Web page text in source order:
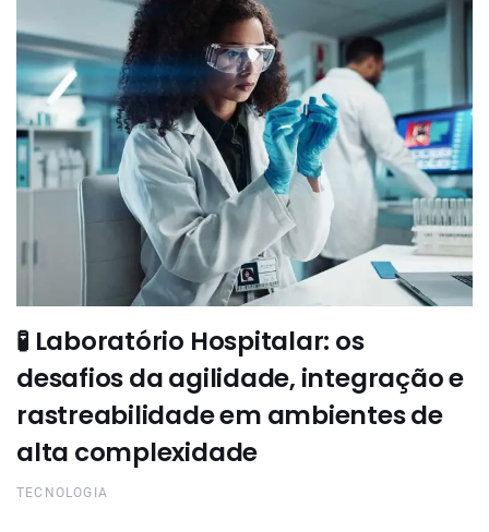
🧪 Laboratório Hospitalar: os
desafios da agilidade, integração e
rastreabilidade em ambientes de
alta complexidade
TECNOLOGIA